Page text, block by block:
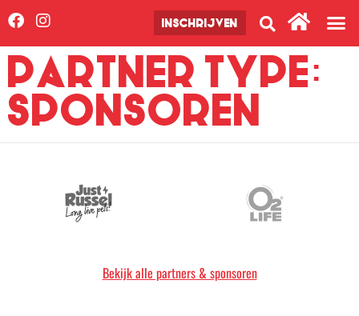
INSCHRIJVEN
PARTNER TYPE:
SPONSOREN
Bekijk alle partners & sponsoren